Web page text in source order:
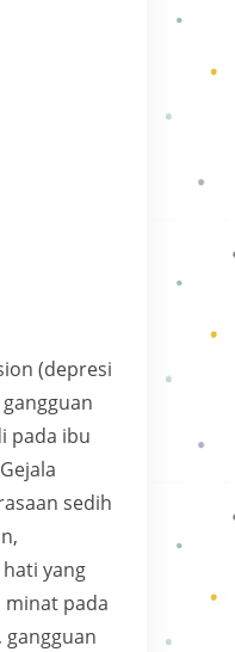
(depresi
pada ibu
sedih
yang
minat pada
gangguan